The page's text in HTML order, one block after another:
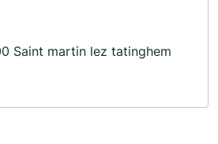
Saint martin lez tatinghem